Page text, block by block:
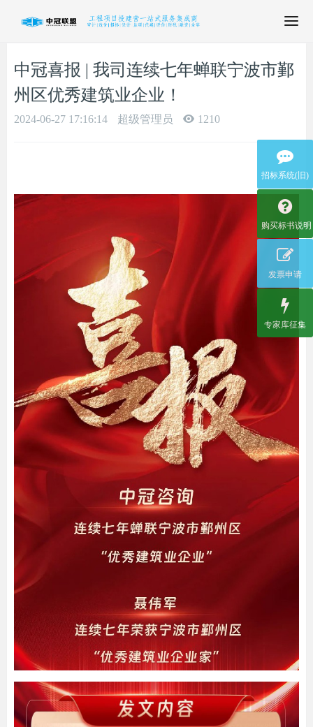
T
g
i
g
a
t
i
o
n
中冠喜报 | 我司连续七年蝉联宁波市鄞
州区优秀建筑业企业！
2024-06-27 17:16:14 超级管理员 1210
招标系统(旧)
购买标书说明
发票申请
专家库征集